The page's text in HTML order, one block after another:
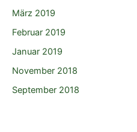
März 2019
Februar 2019
Januar 2019
November 2018
September 2018